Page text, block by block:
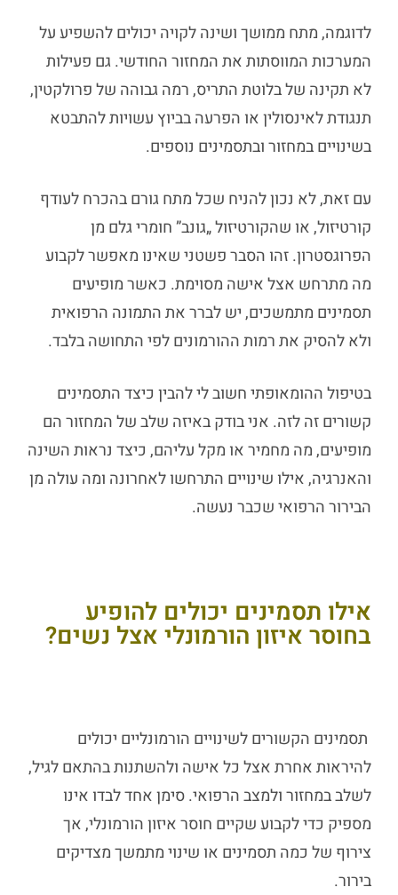
לדוגמה, מתח ממושך ושינה לקויה יכולים להשפיע על
המערכות המווסתות את המחזור החודשי. גם פעילות
לא תקינה של בלוטת התריס, רמה גבוהה של פרולקטין,
תנגודת לאינסולין או הפרעה בביוץ עשויות להתבטא
בשינויים במחזור ובתסמינים נוספים.
עם זאת, לא נכון להניח שכל מתח גורם בהכרח לעודף
קורטיזול, או שהקורטיזול „גונב” חומרי גלם מן
הפרוגסטרון. זהו הסבר פשטני שאינו מאפשר לקבוע
מה מתרחש אצל אישה מסוימת. כאשר מופיעים
תסמינים מתמשכים, יש לברר את התמונה הרפואית
ולא להסיק את רמות ההורמונים לפי התחושה בלבד.
בטיפול ההומאופתי חשוב לי להבין כיצד התסמינים
קשורים זה לזה. אני בודק באיזה שלב של המחזור הם
מופיעים, מה מחמיר או מקל עליהם, כיצד נראות השינה
והאנרגיה, אילו שינויים התרחשו לאחרונה ומה עולה מן
הבירור הרפואי שכבר נעשה.
אילו תסמינים יכולים להופיע
בחוסר איזון הורמונלי אצל נשים?
תסמינים הקשורים לשינויים הורמונליים יכולים
להיראות אחרת אצל כל אישה ולהשתנות בהתאם לגיל,
לשלב במחזור ולמצב הרפואי. סימן אחד לבדו אינו
מספיק כדי לקבוע שקיים חוסר איזון הורמונלי, אך
צירוף של כמה תסמינים או שינוי מתמשך מצדיקים
בירור.